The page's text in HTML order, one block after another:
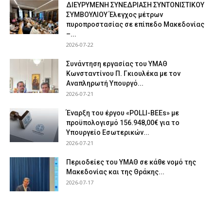
ΔΙΕΥΡΥΜΕΝΗ ΣΥΝΕΔΡΙΑΣΗ ΣΥΝΤΟΝΙΣΤΙΚΟΥ
ΣΥΜΒΟΥΛΙΟΥ Έλεγχος μέτρων
πυροπροστασίας σε επίπεδο Μακεδονίας
–...
2026-07-22
Συνάντηση εργασίας του ΥΜΑΘ
Κωνσταντίνου Π. Γκιουλέκα με τον
Αναπληρωτή Υπουργό...
2026-07-21
Έναρξη του έργου «POLLI-BEEs» με
προϋπολογισμό 156.948,00€ για το
Υπουργείο Εσωτερικών...
2026-07-21
Περιοδείες του ΥΜΑΘ σε κάθε νομό της
Μακεδονίας και της Θράκης...
2026-07-17